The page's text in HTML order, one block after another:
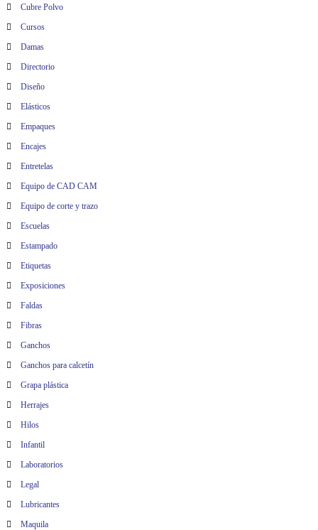
Cubre Polvo
Cursos
Damas
Directorio
Diseño
Elásticos
Empaques
Encajes
Entretelas
Equipo de CAD CAM
Equipo de corte y trazo
Escuelas
Estampado
Etiquetas
Exposiciones
Faldas
Fibras
Ganchos
Ganchos para calcetín
Grapa plástica
Herrajes
Hilos
Infantil
Laboratorios
Legal
Lubricantes
Maquila